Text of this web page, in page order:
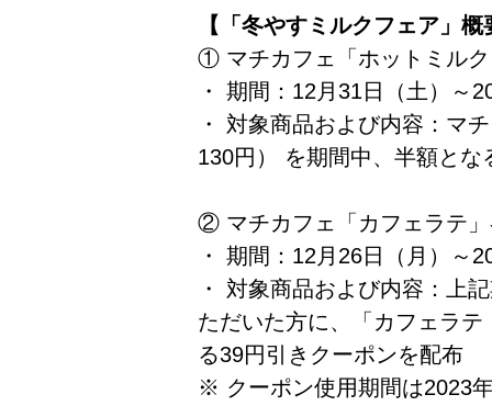
【「冬やすミルクフェア」概
① マチカフェ「ホットミル
・ 期間：12月31日（土）～
・ 対象商品および内容：マ
130円） を期間中、半額とな
② マチカフェ「カフェラテ
・ 期間：12月26日（月）～
・ 対象商品および内容：上
ただいた方に、「カフェラ
る39円引きクーポンを配布
※ クーポン使用期間は2023